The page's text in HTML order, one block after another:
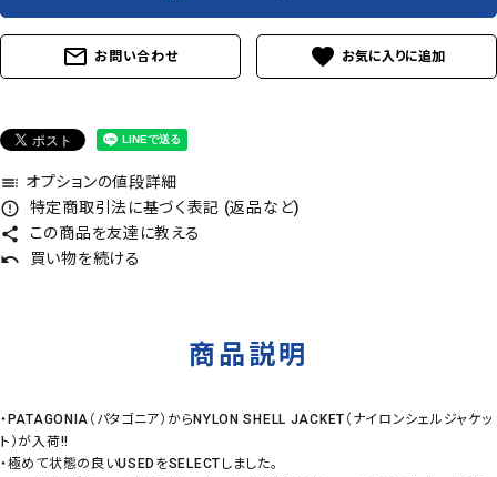
mail_outline お問い合わせ favorite
toc オプションの値段詳細
error_outline 特定商取引法に基づく表記 (返品など)
share この商品を友達に教える
undo 買い物を続ける
商品説明
・PATAGONIA（パタゴニア）からNYLON SHELL JACKET（ナイロンシェルジャケッ
ト）が入荷!!
・極めて状態の良いUSEDをSELECTしました。